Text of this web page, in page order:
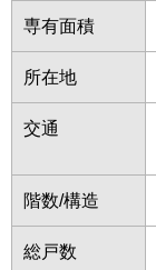
専有面積
所在地
交通
階数/構造
総戸数